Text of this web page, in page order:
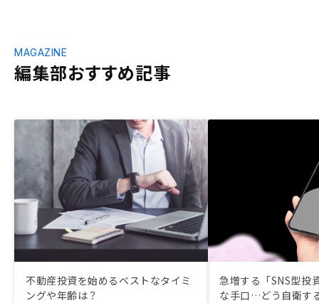
編集部おすすめ記事
MAGAZINE
不動産投資を始めるベストなタイミ
ングや年齢は？
急増する「SNS型投
な手口…どう自衛す